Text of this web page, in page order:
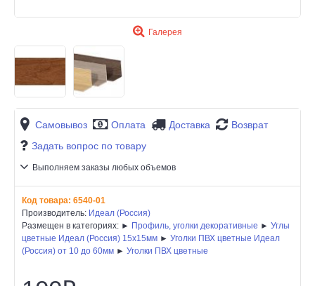
Галерея
Самовывоз Оплата Доставка
Возврат
Задать вопрос по товару
Выполняем заказы любых объемов
Код товара: 6540-01
Производитель: Идеал (Россия)
Размещен в категориях: ► Профиль, уголки декоративные ► Углы
цветные Идеал (Россия) 15х15мм ► Уголки ПВХ цветные Идеал
(Россия) от 10 до 60мм ► Уголки ПВХ цветные